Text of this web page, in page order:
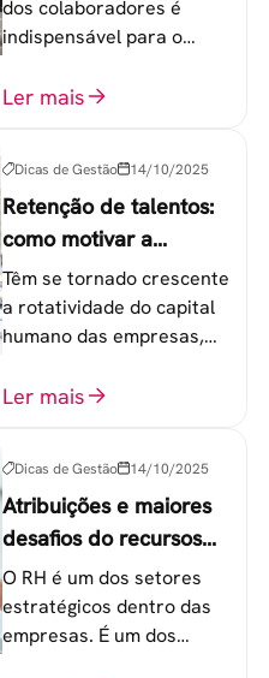
dos colaboradores é
indispensável para o
equipe de trabalho. 6
Ler mais
Dicas de Gestão 14/10/2025
Retenção de talentos:
como motivar a
geração Y nas
empresas?
Têm se tornado crescente
a rotatividade do capital
humano das empresas,
colaboradores na faixa de
Ler mais
Dicas de Gestão 14/10/2025
Atribuições e maiores
desafios do recursos
humanos em uma
empresa
O RH é um dos setores
estratégicos dentro das
empresas. É um dos